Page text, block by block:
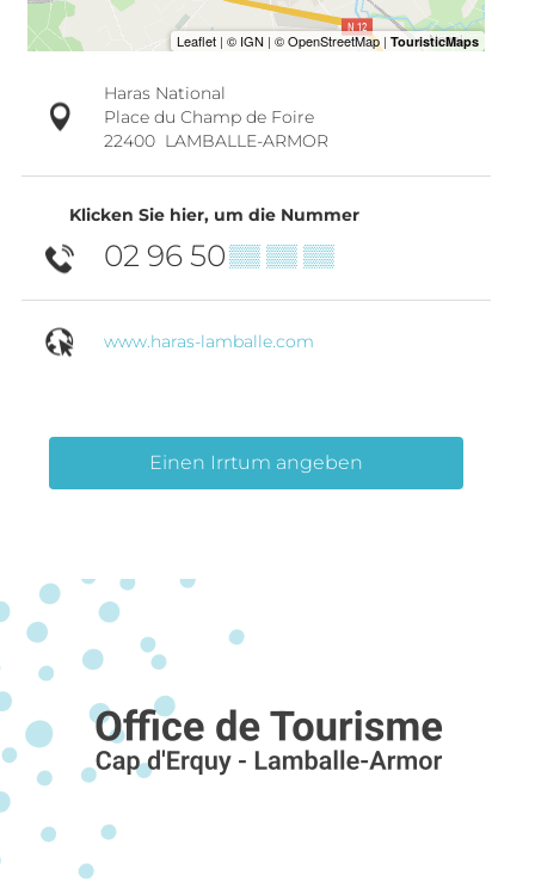
Haras National
Place du Champ de Foire
22400 LAMBALLE-ARMOR
Klicken Sie hier, um die Nummer
02 96 50▒▒ ▒▒ ▒▒
www.haras-lamballe.com
Einen Irrtum angeben